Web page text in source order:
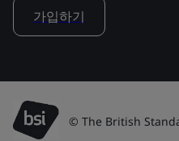
가입하기
© The British